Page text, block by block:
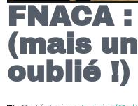
FNACA
(mais
oublié !)